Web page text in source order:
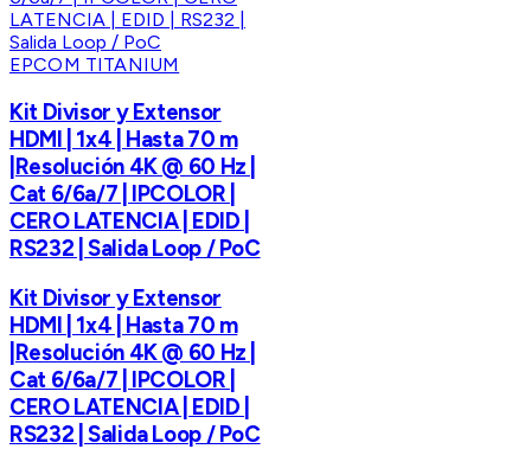
EPCOM TITANIUM
Kit Divisor y Extensor
HDMI | 1x4 | Hasta 70 m
|Resolución 4K @ 60 Hz |
Cat 6/6a/7 | IPCOLOR |
CERO LATENCIA | EDID |
RS232 | Salida Loop / PoC
Kit Divisor y Extensor
HDMI | 1x4 | Hasta 70 m
|Resolución 4K @ 60 Hz |
Cat 6/6a/7 | IPCOLOR |
CERO LATENCIA | EDID |
RS232 | Salida Loop / PoC